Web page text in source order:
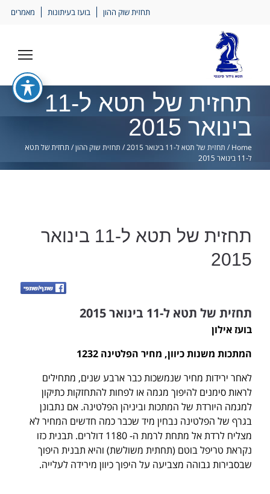
תחזית שוק ההון בועז בעיתונות מאמרים
תחזית של תטא ל-11
בינואר 2015
Home
/ תחזית של תטא ל-11 בינואר 2015 / תחזית שוק ההון/ תחזית של תטא
ל-11 בינואר 2015
תחזית של תטא ל-11 בינואר
2015
תחזית של תטא ל-11 בינואר 2015
בועז אילון
המתכות משנות כיוון, מחיר הפלטינה 1232
לאחר ירידות מחיר שנמשכות כבר ארבע שנים, מתחילים
לראות סימנים להיפוך מגמה או לפחות להתחזקות כתיקון
למגמה היורדת של המתכות וביניהן הפלטינה. אם נתבונן
בגרף של הפלטינה נבחין מיד שכבר כמה חדשים המחיר לא
מצליח לרדת אל מתחת לרמת ה- 1180 דולרים. תבנית כזו
נקראת טריפל בוטם (תחתית משולשת) והיא תבנית היפוך
שבסבירות גבוהה מצביעה על היפוך כיוון מירידה לעלייה.